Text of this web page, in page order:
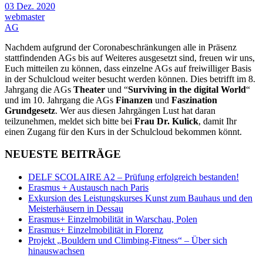
03 Dez. 2020
webmaster
AG
Nachdem aufgrund der Coronabeschränkungen alle in Präsenz
stattfindenden AGs bis auf Weiteres ausgesetzt sind, freuen wir uns,
Euch mitteilen zu können, dass einzelne AGs auf freiwilliger Basis
in der Schulcloud weiter besucht werden können. Dies betrifft im 8.
Jahrgang die AGs Theater und “Surviving in the digital World“
und im 10. Jahrgang die AGs Finanzen und Faszination
Grundgesetz. Wer aus diesen Jahrgängen Lust hat daran
teilzunehmen, meldet sich bitte bei Frau Dr. Kulick, damit Ihr
einen Zugang für den Kurs in der Schulcloud bekommen könnt.
NEUESTE BEITRÄGE
DELF SCOLAIRE A2 – Prüfung erfolgreich bestanden!
Erasmus + Austausch nach Paris
Exkursion des Leistungskurses Kunst zum Bauhaus und den
Meisterhäusern in Dessau
Erasmus+ Einzelmobilität in Warschau, Polen
Erasmus+ Einzelmobilität in Florenz
Projekt „Bouldern und Climbing-Fitness“ – Über sich
hinauswachsen